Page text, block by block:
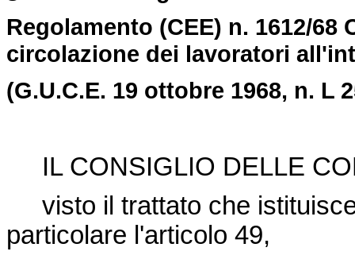
Regolamento (CEE) n. 1612/
circolazione dei lavoratori
(G.U.C.E. 19 ottobre 1968, n. L
IL CONSIGLIO DELLE
visto il trattato che
particolare l'articolo 49,